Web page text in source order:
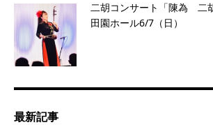
二胡コンサート「陳為 二
田園ホール6/7（日）
最新記事